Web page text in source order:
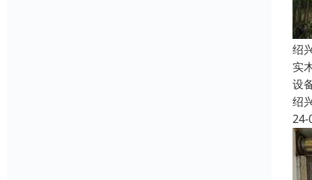
绍
实
设
绍
24-